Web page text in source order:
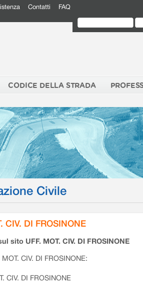
Contatti FAQ
CODICE DELLA STRADA
Civile
CIV. DI FROSINONE
sito UFF. MOT. CIV. DI FROSINONE
CIV. DI FROSINONE:
CIV. DI FROSINONE